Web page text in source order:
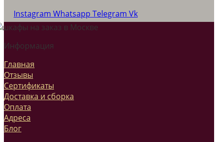
Instagram Whatsapp Telegram Vk
Информация
Главная
Отзывы
Сертификаты
Доставка и сборка
Оплата
Адреса
Блог